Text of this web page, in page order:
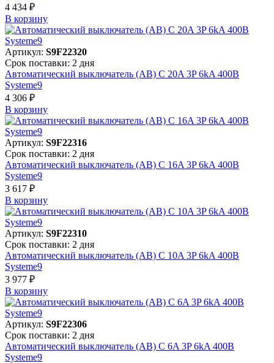
4 434 ₽
В корзинy
Артикул: S9F22320
Срок поставки: 2 дня
Автоматический выключатель (АВ) C 20A 3P 6kA 400В
Systeme9
4 306 ₽
В корзинy
Артикул: S9F22316
Срок поставки: 2 дня
Автоматический выключатель (АВ) C 16A 3P 6kA 400В
Systeme9
3 617 ₽
В корзинy
Артикул: S9F22310
Срок поставки: 2 дня
Автоматический выключатель (АВ) C 10A 3P 6kA 400В
Systeme9
3 977 ₽
В корзинy
Артикул: S9F22306
Срок поставки: 2 дня
Автоматический выключатель (АВ) C 6A 3P 6kA 400В
Systeme9